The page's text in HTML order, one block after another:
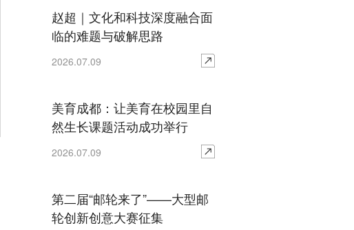
赵超｜文化和科技深度融合面
临的难题与破解思路
2026.07.09
美育成都：让美育在校园里自
然生长课题活动成功举行
2026.07.09
第二届“邮轮来了”——大型邮
轮创新创意大赛征集